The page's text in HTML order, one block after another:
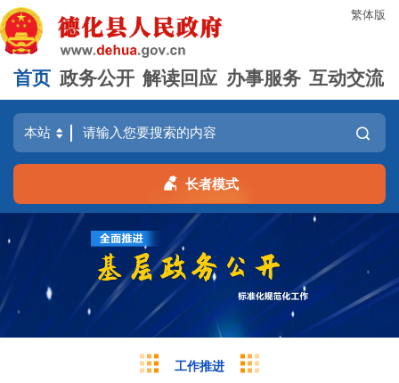
繁体版
首页 政务公开 解读回应 办事服务 互动交流
长者模式
工作推进